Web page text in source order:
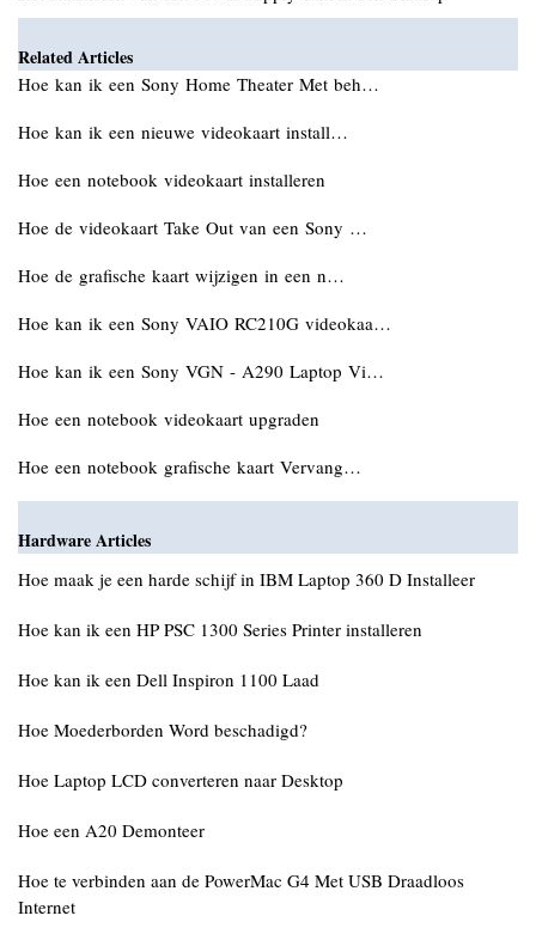
Related Articles
Hoe kan ik een Sony Home Theater Met beh…
Hoe kan ik een nieuwe videokaart install…
Hoe een notebook videokaart installeren
Hoe de videokaart Take Out van een Sony …
Hoe de grafische kaart wijzigen in een n…
Hoe kan ik een Sony VAIO RC210G videokaa…
Hoe kan ik een Sony VGN - A290 Laptop Vi…
Hoe een notebook videokaart upgraden
Hoe een notebook grafische kaart Vervang…
Hardware Articles
Hoe maak je een harde schijf in IBM Laptop 360 D Installeer
Hoe kan ik een HP PSC 1300 Series Printer installeren
Hoe kan ik een Dell Inspiron 1100 Laad
Hoe Moederborden Word beschadigd?
Hoe Laptop LCD converteren naar Desktop
Hoe een A20 Demonteer
Hoe te verbinden aan de PowerMac G4 Met USB Draadloos
Internet